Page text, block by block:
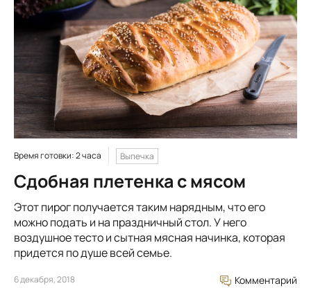
Время готовки: 2 часа Выпечка
Сдобная плетенка с мясом
Этот пирог получается таким нарядным, что его
можно подать и на праздничный стол. У него
воздушное тесто и сытная мясная начинка, которая
придется по душе всей семье.
6 декабря, 2018 Комментарий